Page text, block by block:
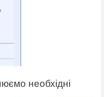
необхідні